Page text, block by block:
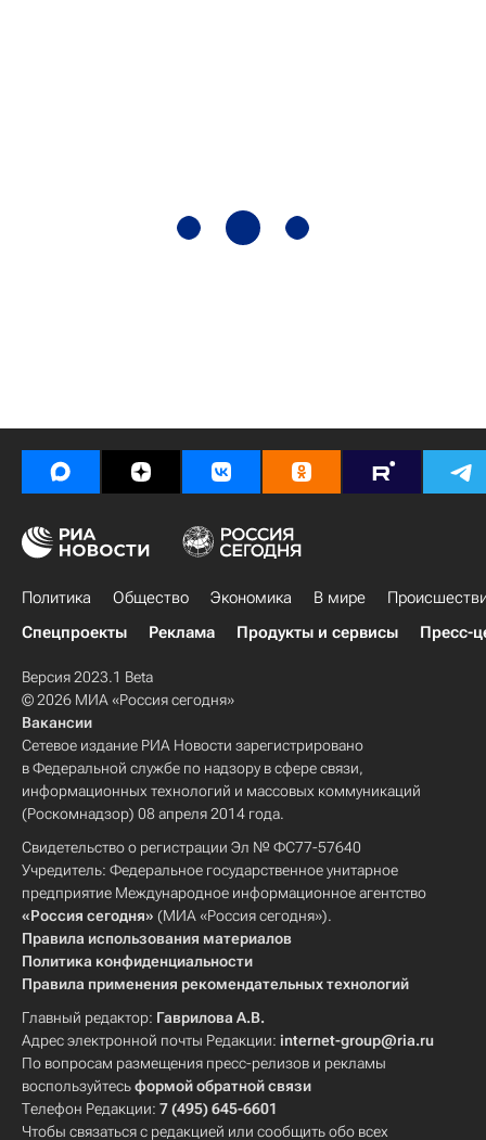
Политика Общество Экономика В мире
Спецпроекты
Реклама Продукты и сервисы Пресс-
Версия 2023.1 Beta
© 2026 МИА «Россия сегодня»
Вакансии
Сетевое издание РИА Новости зарегистрировано
в Федеральной службе по надзору в сфере связи,
информационных технологий и массовых коммуникаций
(Роскомнадзор) 08 апреля 2014 года.
Свидетельство о регистрации Эл № ФС77-57640
Учредитель: Федеральное государственное унитарное
предприятие Международное информационное агентство
«Россия сегодня» (МИА «Россия сегодня»).
Правила использования материалов
Политика конфиденциальности
Правила применения рекомендательных технологий
Главный редактор: Гаврилова А.В.
Адрес электронной почты Редакции: internet-group@ria.ru
По вопросам размещения пресс-релизов и рекламы
воспользуйтесьформой обратной связи
Телефон Редакции: 7 (495) 645-6601
Чтобы связаться с редакцией или сообщить обо всех